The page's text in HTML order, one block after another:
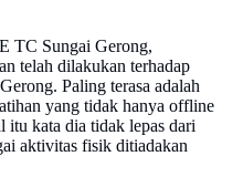
TC Sungai Gerong,
telah dilakukan terhadap
Paling terasa adalah
yang tidak hanya offline
kata dia tidak lepas dari
aktivitas fisik ditiadakan